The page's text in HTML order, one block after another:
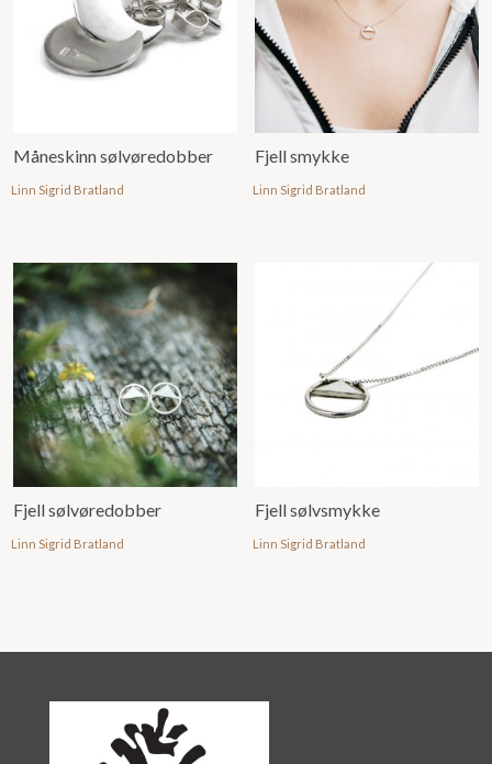
Måneskinn sølvøredobber
Linn Sigrid Bratland
Fjell smykke
Linn Sigrid Bratland
Fjell sølvøredobber
Linn Sigrid Bratland
Fjell sølvsmykke
Linn Sigrid Bratland